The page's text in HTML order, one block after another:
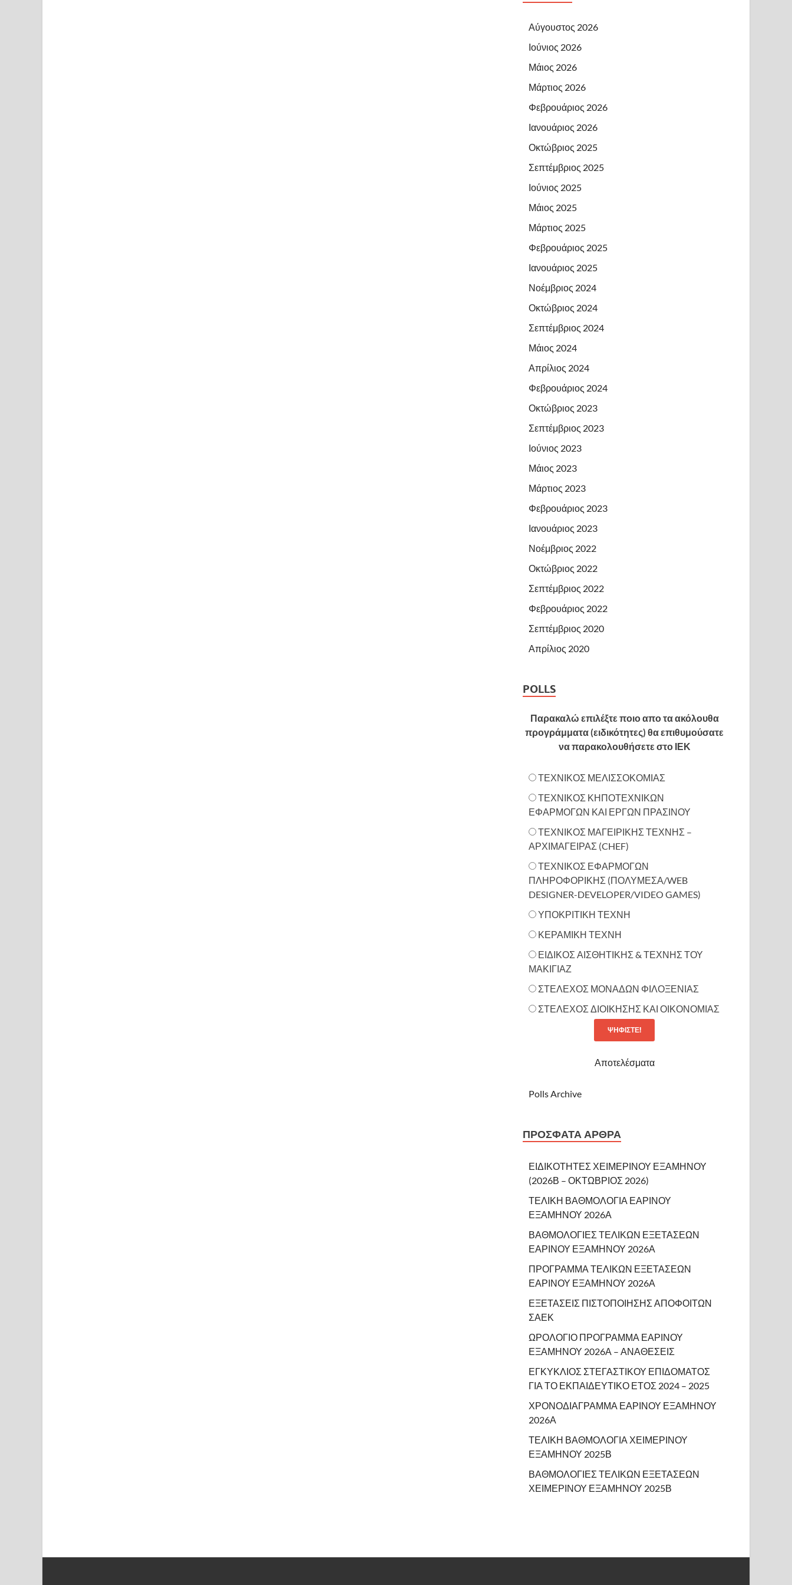
Αύγουστος 2026
Ιούνιος 2026
Μάιος 2026
Μάρτιος 2026
Φεβρουάριος 2026
Ιανουάριος 2026
Οκτώβριος 2025
Σεπτέμβριος 2025
Ιούνιος 2025
Μάιος 2025
Μάρτιος 2025
Φεβρουάριος 2025
Ιανουάριος 2025
Νοέμβριος 2024
Οκτώβριος 2024
Σεπτέμβριος 2024
Μάιος 2024
Απρίλιος 2024
Φεβρουάριος 2024
Οκτώβριος 2023
Σεπτέμβριος 2023
Ιούνιος 2023
Μάιος 2023
Μάρτιος 2023
Φεβρουάριος 2023
Ιανουάριος 2023
Νοέμβριος 2022
Οκτώβριος 2022
Σεπτέμβριος 2022
Φεβρουάριος 2022
Σεπτέμβριος 2020
Απρίλιος 2020
POLLS
Παρακαλώ επιλέξτε ποιο απο τα ακόλουθα
προγράμματα (ειδικότητες) θα επιθυμούσατε
να παρακολουθήσετε στο ΙΕΚ
ΤΕΧΝΙΚΟΣ ΜΕΛΙΣΣΟΚΟΜΙΑΣ
ΤΕΧΝΙΚΟΣ ΚΗΠΟΤΕΧΝΙΚΩΝ
ΕΦΑΡΜΟΓΩΝ ΚΑΙ ΕΡΓΩΝ ΠΡΑΣΙΝΟΥ
ΤΕΧΝΙΚΟΣ ΜΑΓΕΙΡΙΚΗΣ ΤΕΧΝΗΣ –
ΑΡΧΙΜΑΓΕΙΡΑΣ (CHEF)
ΤΕΧΝΙΚΟΣ ΕΦΑΡΜΟΓΩΝ
ΠΛΗΡΟΦΟΡΙΚΗΣ (ΠΟΛΥΜΕΣΑ/WEB
DESIGNER-DEVELOPER/VIDEO GAMES)
ΥΠΟΚΡΙΤΙΚΗ ΤΕΧΝΗ
ΚΕΡΑΜΙΚΗ ΤΕΧΝΗ
ΕΙΔΙΚΟΣ ΑΙΣΘΗΤΙΚΗΣ & ΤΕΧΝΗΣ ΤΟΥ
ΜΑΚΙΓΙΑΖ
ΣΤΕΛΕΧΟΣ ΜΟΝΑΔΩΝ ΦΙΛΟΞΕΝΙΑΣ
ΣΤΕΛΕΧΟΣ ΔΙΟΙΚΗΣΗΣ ΚΑΙ ΟΙΚΟΝΟΜΙΑΣ
Αποτελέσματα
Polls Archive
ΠΡΌΣΦΑΤΑ ΆΡΘΡΑ
ΕΙΔΙΚΟΤΗΤΕΣ ΧΕΙΜΕΡΙΝΟΥ ΕΞΑΜΗΝΟΥ
(2026Β – ΟΚΤΩΒΡΙΟΣ 2026)
ΤΕΛΙΚΗ ΒΑΘΜΟΛΟΓΙΑ ΕΑΡΙΝΟΥ
ΕΞΑΜΗΝΟΥ 2026Α
ΒΑΘΜΟΛΟΓΙΕΣ ΤΕΛΙΚΩΝ ΕΞΕΤΑΣΕΩΝ
ΕΑΡΙΝΟΥ ΕΞΑΜΗΝΟΥ 2026Α
ΠΡΟΓΡΑΜΜΑ ΤΕΛΙΚΩΝ ΕΞΕΤΑΣΕΩΝ
ΕΑΡΙΝΟΥ ΕΞΑΜΗΝΟΥ 2026Α
ΕΞΕΤΑΣΕΙΣ ΠΙΣΤΟΠΟΙΗΣΗΣ ΑΠΟΦΟΙΤΩΝ
ΣΑΕΚ
ΩΡΟΛΟΓΙΟ ΠΡΟΓΡΑΜΜΑ ΕΑΡΙΝΟΥ
ΕΞΑΜΗΝΟΥ 2026Α – ΑΝΑΘΕΣΕΙΣ
ΕΓΚΥΚΛΙΟΣ ΣΤΕΓΑΣΤΙΚΟΥ ΕΠΙΔΟΜΑΤΟΣ
ΓΙΑ ΤΟ ΕΚΠΑΙΔΕΥΤΙΚΟ ΕΤΟΣ 2024 – 2025
ΧΡΟΝΟΔΙΑΓΡΑΜΜΑ ΕΑΡΙΝΟΥ ΕΞΑΜΗΝΟΥ
2026Α
ΤΕΛΙΚΗ ΒΑΘΜΟΛΟΓΙΑ ΧΕΙΜΕΡΙΝΟΥ
ΕΞΑΜΗΝΟΥ 2025Β
ΒΑΘΜΟΛΟΓΙΕΣ ΤΕΛΙΚΩΝ ΕΞΕΤΑΣΕΩΝ
ΧΕΙΜΕΡΙΝΟΥ ΕΞΑΜΗΝΟΥ 2025Β